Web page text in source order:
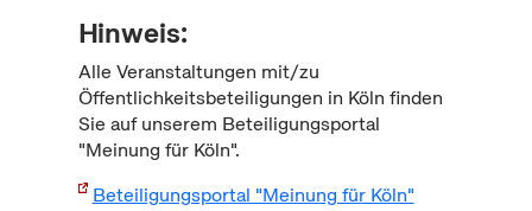
Hinweis:
Alle Veranstaltungen mit/zu
Öffentlichkeitsbeteiligungen in Köln finden
Sie auf unserem Beteiligungsportal
"Meinung für Köln".
Beteiligungsportal "Meinung für Köln"